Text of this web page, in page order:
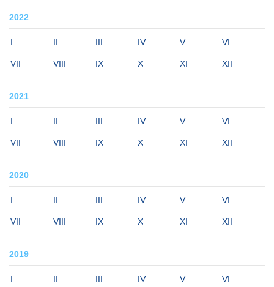
2022
I II III IV V VI
VII VIII IX X XI XII
2021
I II III IV V VI
VII VIII IX X XI XII
2020
I II III IV V VI
VII VIII IX X XI XII
2019
I II III IV V VI